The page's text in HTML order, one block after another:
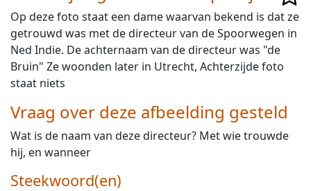
Op deze foto staat een dame waarvan bekend is dat ze
getrouwd was met de directeur van de Spoorwegen in
Ned Indie. De achternaam van de directeur was "de
Bruin" Ze woonden later in Utrecht, Achterzijde foto
staat niets
Vraag over deze afbeelding gesteld
Wat is de naam van deze directeur? Met wie trouwde
hij, en wanneer
Steekwoord(en)